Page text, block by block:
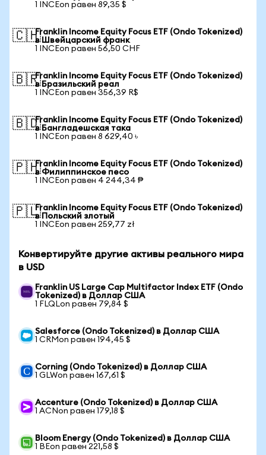
1 INCEon равен 89,35 $
🇨🇭Franklin Income Equity Focus ETF (Ondo Tokenized)
в Швейцарский франк
1 INCEon равен 56,50 CHF
🇧🇷Franklin Income Equity Focus ETF (Ondo Tokenized)
в Бразильский реал
1 INCEon равен 356,39 R$
🇧🇩Franklin Income Equity Focus ETF (Ondo Tokenized)
в Бангладешская така
1 INCEon равен 8 629,40 ৳
🇵🇭Franklin Income Equity Focus ETF (Ondo Tokenized)
в Филиппинское песо
1 INCEon равен 4 244,34 ₱
🇵🇱Franklin Income Equity Focus ETF (Ondo Tokenized)
в Польский злотый
1 INCEon равен 259,77 zł
Конвертируйте другие активы реального мира
в USD
Franklin US Large Cap Multifactor Index ETF (Ondo
Tokenized) в Доллар США
1 FLQLon равен 79,84 $
Salesforce (Ondo Tokenized) в Доллар США
1 CRMon равен 194,45 $
Corning (Ondo Tokenized) в Доллар США
1 GLWon равен 167,61 $
Accenture (Ondo Tokenized) в Доллар США
1 ACNon равен 179,18 $
Bloom Energy (Ondo Tokenized) в Доллар США
1 BEon равен 221,58 $